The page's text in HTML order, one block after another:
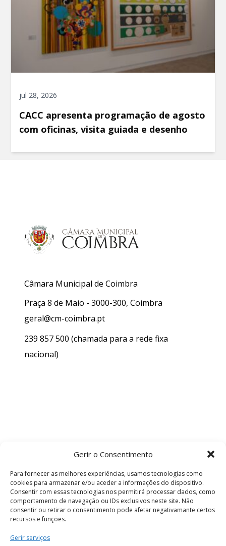
Gerir o Consentimento
Para fornecer as melhores experiências, usamos tecnologias como
cookies para armazenar e/ou aceder a informações do dispositivo.
Consentir com essas tecnologias nos permitirá processar dados, como
comportamento de navegação ou IDs exclusivos neste site. Não
consentir ou retirar o consentimento pode afetar negativamante certos
recursos e funções.
Gerir serviços
jul 28, 2026
CACC apresenta programação de agosto
com oficinas, visita guiada e desenho
Câmara Municipal de Coimbra
Praça 8 de Maio - 3000-300, Coimbra
geral@cm-coimbra.pt
239 857 500 (chamada para a rede fixa
nacional)
Termos e Condições